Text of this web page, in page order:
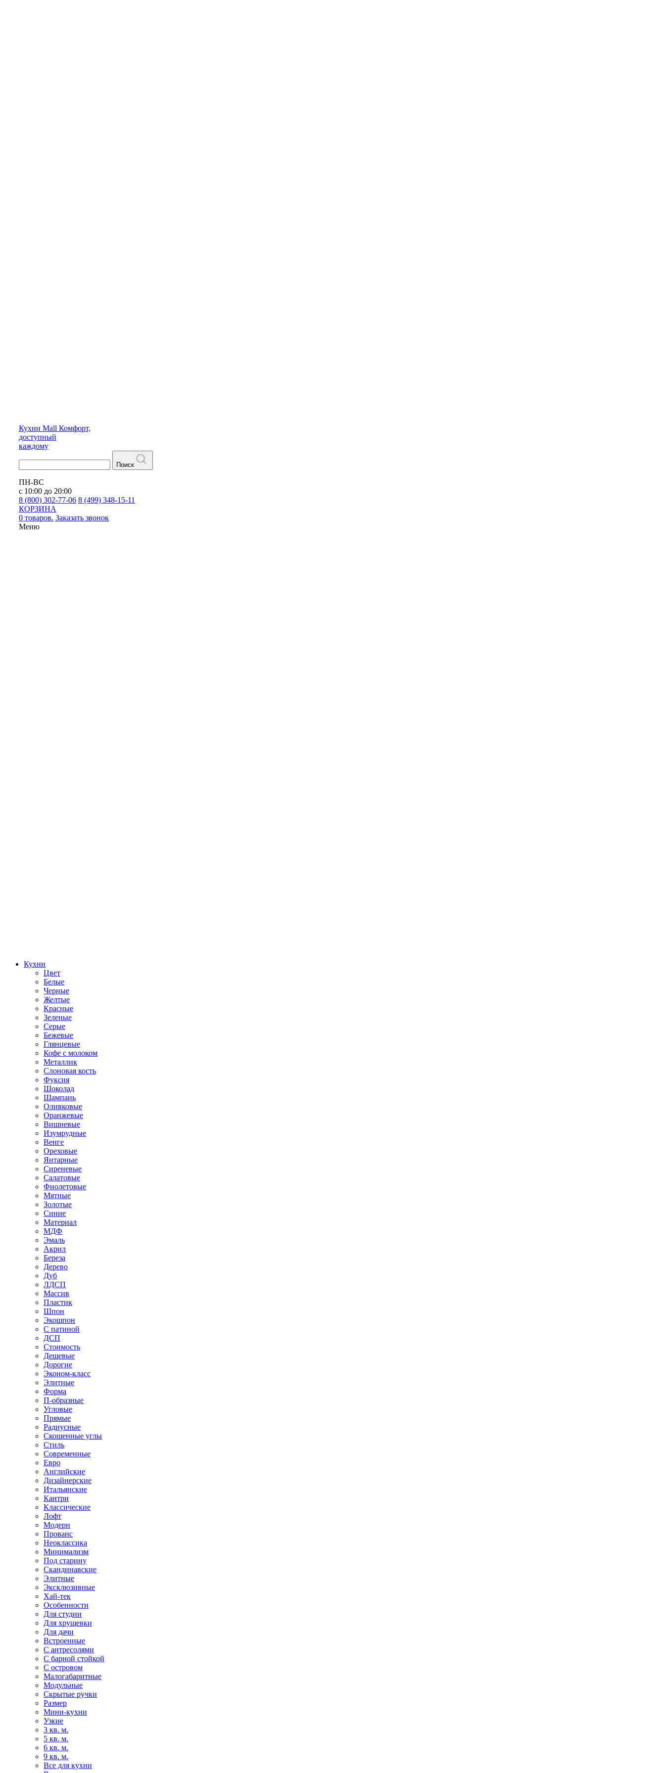
Кухни Mall Комфорт,
доступный
каждому
Поиск
ПН-ВС
с 10:00 до 20:00
8 (800) 302-77-06 8 (499) 348-15-11
КОРЗИНА
0 товаров. Заказать звонок
Меню
Кухни
Цвет
Белые
Черные
Желтые
Красные
Зеленые
Серые
Бежевые
Глянцевые
Кофе с молоком
Металлик
Слоновая кость
Фуксия
Шоколад
Шампань
Оливковые
Оранжевые
Вишневые
Изумрудные
Венге
Ореховые
Янтарные
Сиреневые
Салатовые
Фиолетовые
Мятные
Золотые
Синие
Материал
МДФ
Эмаль
Акрил
Береза
Дерево
Дуб
ЛДСП
Массив
Пластик
Шпон
Экошпон
С патиной
ДСП
Стоимость
Дешевые
Дорогие
Эконом-класс
Элитные
Форма
П-образные
Угловые
Прямые
Радиусные
Скошенные углы
Стиль
Современные
Евро
Английские
Дизайнерские
Итальянские
Кантри
Классические
Лофт
Модерн
Прованс
Неоклассика
Минимализм
Под старину
Скандинавские
Элитные
Эксклюзивные
Хай-тек
Особенности
Для студии
Для хрущевки
Для дачи
Встроенные
С антресолями
С барной стойкой
С островом
Малогабаритные
Модульные
Скрытые ручки
Размер
Мини-кухни
Узкие
3 кв. м.
5 кв. м.
6 кв. м.
9 кв. м.
Все для кухни